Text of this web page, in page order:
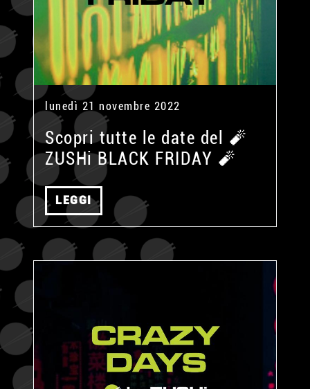
lunedì 21 novembre 2022
Scopri tutte le date del 🧨
ZUSHi BLACK FRIDAY 🧨
LEGGI